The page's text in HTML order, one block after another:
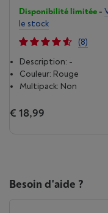
Disponibilité limitée-
le stock
(8)
Description: -
Couleur: Rouge
Multipack: Non
€ 18,99
Besoin d'aide ?